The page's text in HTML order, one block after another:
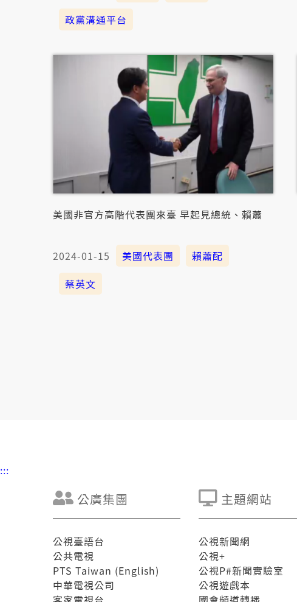
政黨溝通平台
美國非官方高階代表團來臺 早起見總統、賴蕭
2024-01-15 美國代表團
賴蕭配
蔡英文
:::
公廣集團
公視臺語台
公共電視
PTS Taiwan (English)
中華電視公司
主題網站
公視新聞網
公視+
公視P#新聞實驗室
公視遊戲本